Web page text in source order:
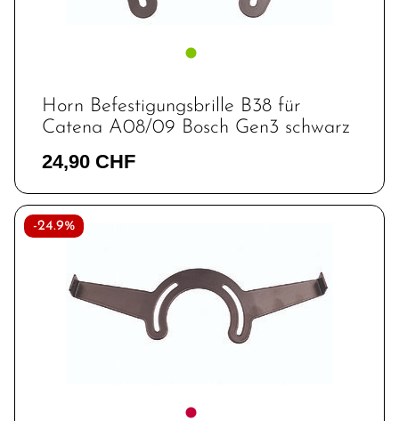
Horn Befestigungsbrille B38 für
Catena A08/09 Bosch Gen3 schwarz
24,90 CHF
-24.9%